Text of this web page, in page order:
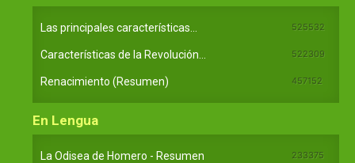
Las principales características... 525532
Características de la Revolución... 522309
Renacimiento (Resumen) 457152
En Lengua
La Odisea de Homero - Resumen 233375